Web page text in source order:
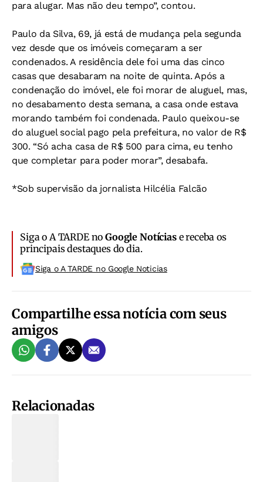
para alugar. Mas não deu tempo”, contou.
Paulo da Silva, 69, já está de mudança pela segunda
vez desde que os imóveis começaram a ser
condenados. A residência dele foi uma das cinco
casas que desabaram na noite de quinta. Após a
condenação do imóvel, ele foi morar de aluguel, mas,
no desabamento desta semana, a casa onde estava
morando também foi condenada. Paulo queixou-se
do aluguel social pago pela prefeitura, no valor de R$
300. “Só acha casa de R$ 500 para cima, eu tenho
que completar para poder morar”, desabafa.
*Sob supervisão da jornalista Hilcélia Falcão
Siga o A TARDE noGoogle Notíciase receba os
principais destaques do dia.
Siga o A TARDE no Google Noticias
Compartilhe essa notícia com seus
amigos
Relacionadas